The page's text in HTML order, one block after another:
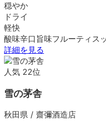
穏やか
ドライ
軽快
酸味辛口 旨味フルーティ ス
詳細を見る
人気 22位
雪の茅舎
秋田県 / 齋彌酒造店